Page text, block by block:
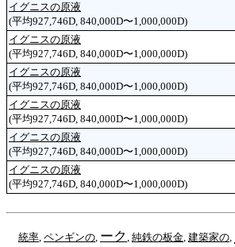
イグニスの原液
(平均927,746D, 840,000D〜1,000,000D)
イグニスの原液
(平均927,746D, 840,000D〜1,000,000D)
イグニスの原液
(平均927,746D, 840,000D〜1,000,000D)
イグニスの原液
(平均927,746D, 840,000D〜1,000,000D)
イグニスの原液
(平均927,746D, 840,000D〜1,000,000D)
イグニスの原液
(平均927,746D, 840,000D〜1,000,000D)
統率 ペンギンの ーク 純鉄の板金 建築家の